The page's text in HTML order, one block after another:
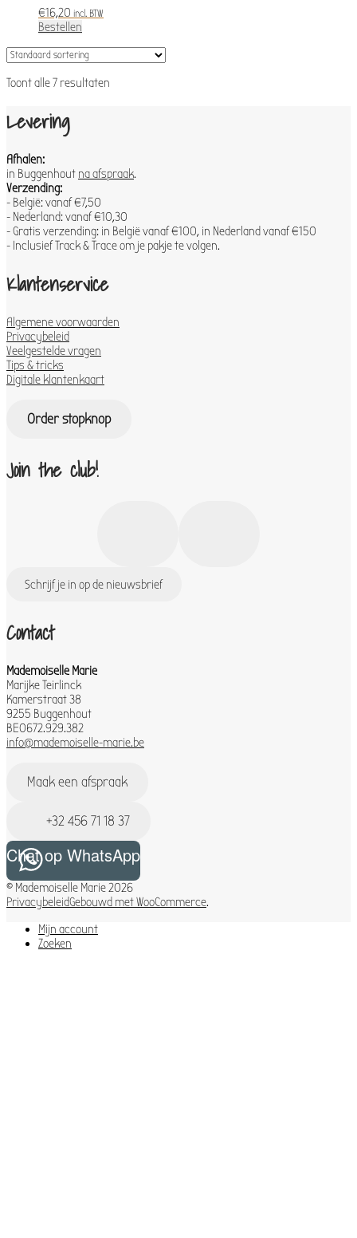
€16,20 incl. BTW
Bestellen
Toont alle 7 resultaten
Levering
Afhalen:
in Buggenhout na afspraak.
Verzending:
- België: vanaf €7,50
- Nederland: vanaf €10,30
- Gratis verzending: in België vanaf €100, in Nederland vanaf €150
- Inclusief Track & Trace om je pakje te volgen.
Klantenservice
Algemene voorwaarden
Privacybeleid
Veelgestelde vragen
Tips & tricks
Digitale klantenkaart
Order stopknop
Join the club!
Schrijf je in op de nieuwsbrief
Contact
Mademoiselle Marie
Marijke Teirlinck
Kamerstraat 38
9255 Buggenhout
BE0672.929.382
info@mademoiselle-marie.be
Maak een afspraak
+32 456 71 18 37
Chat op WhatsApp
© Mademoiselle Marie 2026
PrivacybeleidGebouwd met WooCommerce.
Mijn account
Zoeken